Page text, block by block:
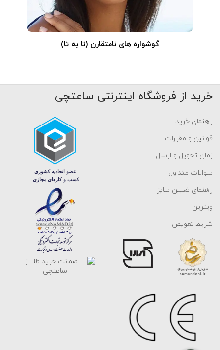
گوشواره های نامتقارن (تا به تا)
خرید از فروشگاه اینترنتی ساعتچی
راهنمای خرید
قوانین و مقررات
زمان تحویل و ارسال
سوالات متداول
راهنمای تعیین سایز
ویترین
شرایط تعویض